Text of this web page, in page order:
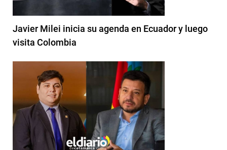
Javier Milei inicia su agenda en Ecuador y luego
visita Colombia